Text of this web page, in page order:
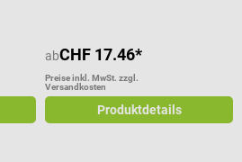
abCHF 17.46*
Preise inkl. MwSt. zzgl.
Versandkosten
Produktdetails